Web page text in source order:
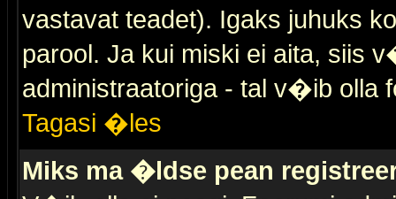
vastavat teadet). Igaks juhuks
parool. Ja kui miski ei aita, siis
administraatoriga - tal v�ib olla
Tagasi �les
Miks ma �ldse pean